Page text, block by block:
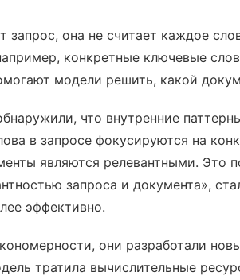
запрос, она не считает каждое
конкретные ключевые
модели решить, какой
что внутренние
в запросе фокусируются на
являются релевантными. Это
запроса и документа»,
эффективно.
они разработали
тратила вычислительные